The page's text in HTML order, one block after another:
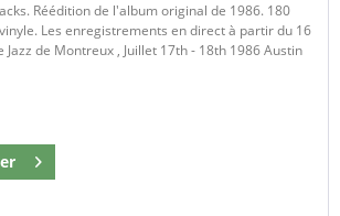
Réédition de l'album original de 1986. 180
Les enregistrements en direct à partir du 16
Jazz de Montreux , Juillet 17th - 18th 1986 Austin